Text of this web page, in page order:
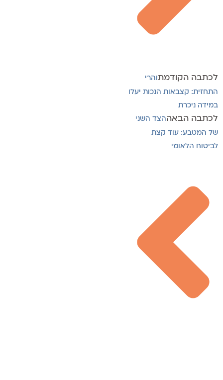
לכתבה הקודמת והרי
התחזית: קצבאות הנכות יעלו
במידה ניכרת
לכתבה הבאההצד השני
של המטבע: עוד קצת
לביטוח הלאומי